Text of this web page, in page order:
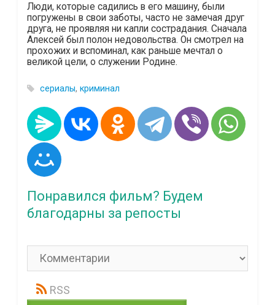
Люди, которые садились в его машину, были
погружены в свои заботы, часто не замечая друг
друга, не проявляя ни капли сострадания. Сначала
Алексей был полон недовольства. Он смотрел на
прохожих и вспоминал, как раньше мечтал о
великой цели, о служении Родине.
сериалы, криминал
Понравился фильм? Будем
благодарны за репосты
RSS